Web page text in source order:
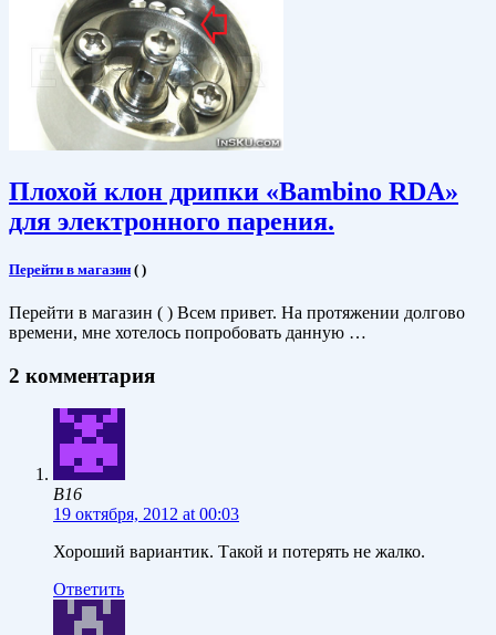
Плохой клон дрипки «Bambino RDA»
для электронного парения.
Перейти в магазин ( )
Перейти в магазин ( ) Всем привет. На протяжении долгово
времени, мне хотелось попробовать данную …
2 комментария
B16
19 октября, 2012 at 00:03
Хороший вариантик. Такой и потерять не жалко.
Ответить